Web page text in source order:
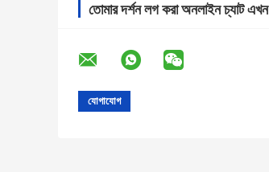
তোমার দর্শন লগ করা অনলাইন চ্যাট এখন